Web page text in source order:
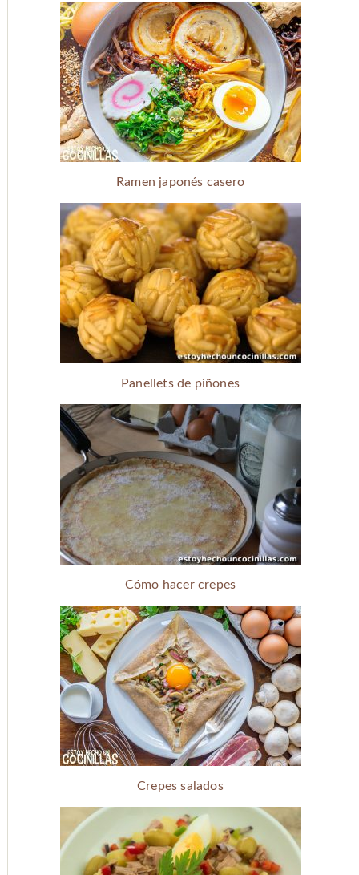
Ramen japonés casero
Panellets de piñones
Cómo hacer crepes
Crepes salados